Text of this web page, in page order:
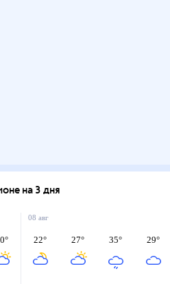
на 3 дня
°
08 авг
22° 27° 35° 29°